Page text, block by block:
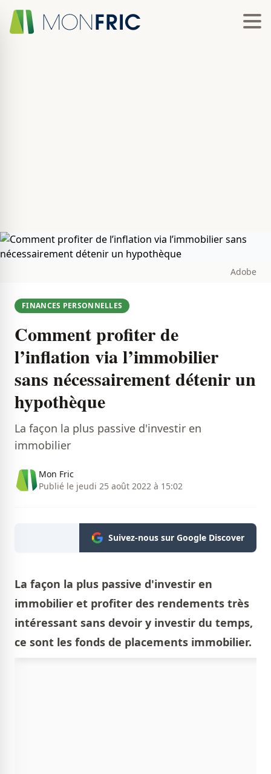
Adobe
FINANCES PERSONNELLES
Comment profiter de
l’inflation via l’immobilier
sans nécessairement détenir un
hypothèque
La façon la plus passive d'investir en
immobilier
Mon Fric
Publié le jeudi 25 août 2022 à 15:02
Suivez-nous sur Google Discover
La façon la plus passive d'investir en
immobilier et profiter des rendements très
intéressant sans devoir y investir du temps,
ce sont les fonds de placements immobilier.